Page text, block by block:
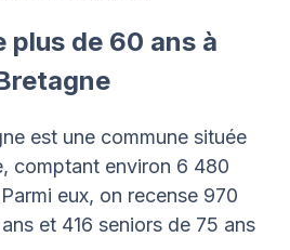
plus de 60 ans à
est une commune située
comptant environ 6 480
eux, on recense 970
et 416 seniors de 75 ans